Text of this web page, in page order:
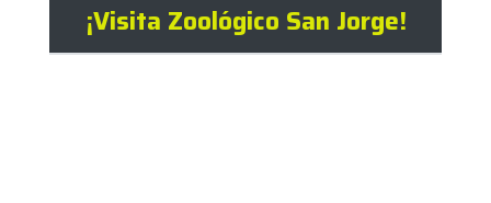
¡Visita Zoológico San Jorge!